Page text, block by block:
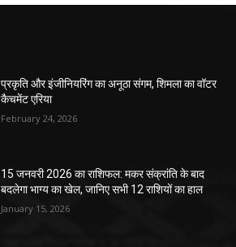
प्रकृति और इंजीनियरिंग का अनूठा संगम, शिमला का वॉटर
कैचमेंट एरिया
February 24, 2026
15 जनवरी 2026 का राशिफल: मकर संक्रांति के बाद
बदलेगा भाग्य का खेल, जानिए सभी 12 राशियों का हाल
January 15, 2026